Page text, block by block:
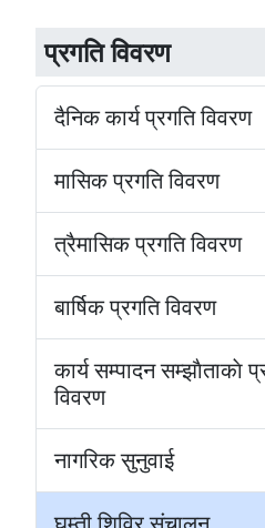
प्रगति विवरण
दैनिक कार्य प्रगति विवरण
मासिक प्रगति विवरण
त्रैमासिक प्रगति विवरण
बार्षिक प्रगति विवरण
कार्य सम्पादन सम्झाैताकाे
विवरण
नागरिक सुनुवाई